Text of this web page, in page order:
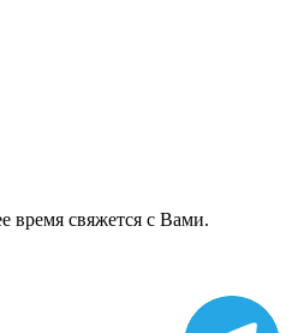
свяжется с Вами.